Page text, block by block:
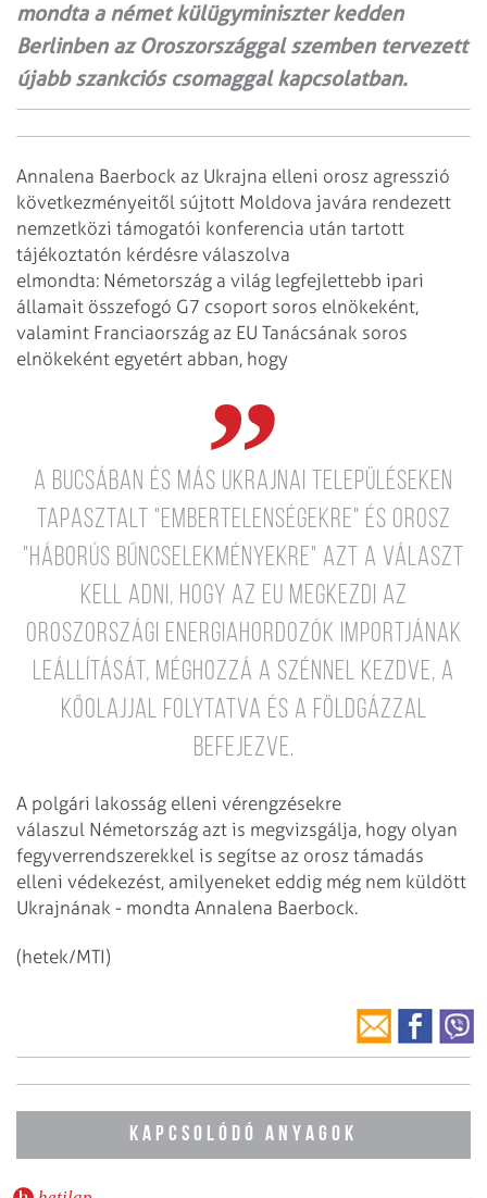
mondta a német külügyminiszter kedden
Berlinben az Oroszországgal szemben tervezett
újabb szankciós csomaggal kapcsolatban.
Annalena Baerbock az Ukrajna elleni orosz agresszió
következményeitől sújtott Moldova javára rendezett
nemzetközi támogatói konferencia után tartott
tájékoztatón kérdésre válaszolva
elmondta: Németország a világ legfejlettebb ipari
államait összefogó G7 csoport soros elnökeként,
valamint Franciaország az EU Tanácsának soros
elnökeként egyetért abban, hogy
a Bucsában és más ukrajnai településeken
tapasztalt "embertelenségekre" és orosz
"háborús bűncselekményekre" azt a választ
kell adni, hogy az EU megkezdi az
oroszországi energiahordozók importjának
leállítását, méghozzá a szénnel kezdve, a
kőolajjal folytatva és a földgázzal
befejezve.
A polgári lakosság elleni vérengzésekre
válaszul Németország azt is megvizsgálja, hogy olyan
fegyverrendszerekkel is segítse az orosz támadás
elleni védekezést, amilyeneket eddig még nem küldött
Ukrajnának - mondta Annalena Baerbock.
(hetek/MTI)
KAPCSOLÓDÓ ANYAGOK